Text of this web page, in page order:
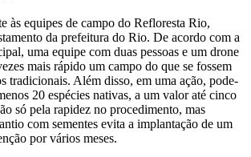
às equipes de campo do Refloresta Rio,
da prefeitura do Rio. De acordo com a
uma equipe com duas pessoas e um drone
mais rápido um campo do que se fossem
tradicionais. Além disso, em uma ação, pode-
20 espécies nativas, a um valor até cinco
só pela rapidez no procedimento, mas
com sementes evita a implantação de um
por vários meses.